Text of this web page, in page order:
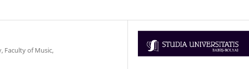
Faculty of Music,